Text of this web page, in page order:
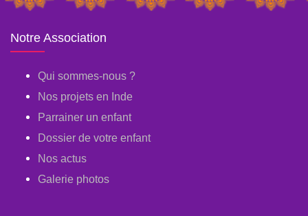
Notre Association
Qui sommes-nous ?
Nos projets en Inde
Parrainer un enfant
Dossier de votre enfant
Nos actus
Galerie photos